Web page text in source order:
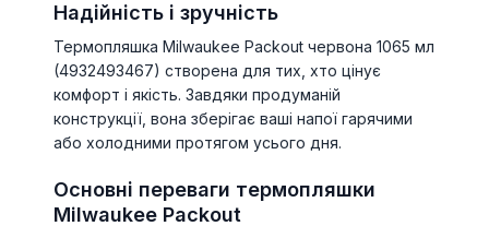
Надійність і зручність
Термопляшка Milwaukee Packout червона 1065 мл
(4932493467) створена для тих, хто цінує
комфорт і якість. Завдяки продуманій
конструкції, вона зберігає ваші напої гарячими
або холодними протягом усього дня.
Основні переваги термопляшки
Milwaukee Packout